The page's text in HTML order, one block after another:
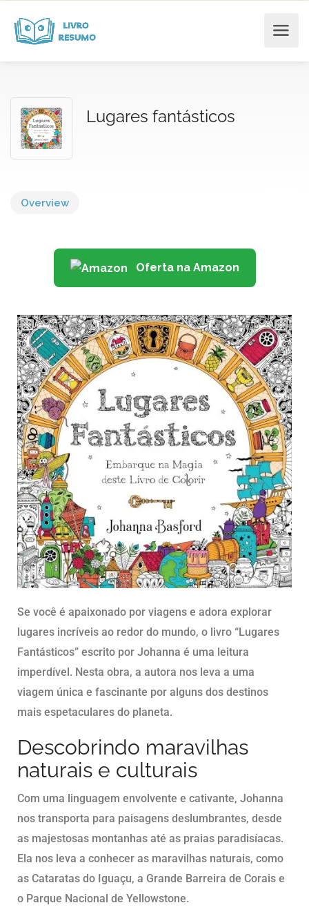
Lugares fantásticos
Overview
Oferta na Amazon
Se você é apaixonado por viagens e adora explorar
lugares incríveis ao redor do mundo, o livro “Lugares
Fantásticos” escrito por Johanna é uma leitura
imperdível. Nesta obra, a autora nos leva a uma
viagem única e fascinante por alguns dos destinos
mais espetaculares do planeta.
Descobrindo maravilhas
naturais e culturais
Com uma linguagem envolvente e cativante, Johanna
nos transporta para paisagens deslumbrantes, desde
as majestosas montanhas até as praias paradisíacas.
Ela nos leva a conhecer as maravilhas naturais, como
as Cataratas do Iguaçu, a Grande Barreira de Corais e
o Parque Nacional de Yellowstone.